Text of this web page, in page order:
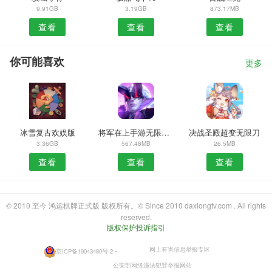
9.91GB
查看
3.19GB
查看
873.17MB
查看
你可能喜欢 更多
冰雪复古欢娱版
3.36GB
查看
将军在上手游无限元宝金币内购
567.48MB
查看
决战圣殿超变无限刀
26.5MB
查看
© 2010 至今 鸿运棋牌正式版 版权所有。© Since 2010 daxiongtv.com . All rights
reserved.
版权保护投诉指引
京ICP备19043480号-2 ・
网上有害信息举报专区
公安部网络违法犯罪举报网站